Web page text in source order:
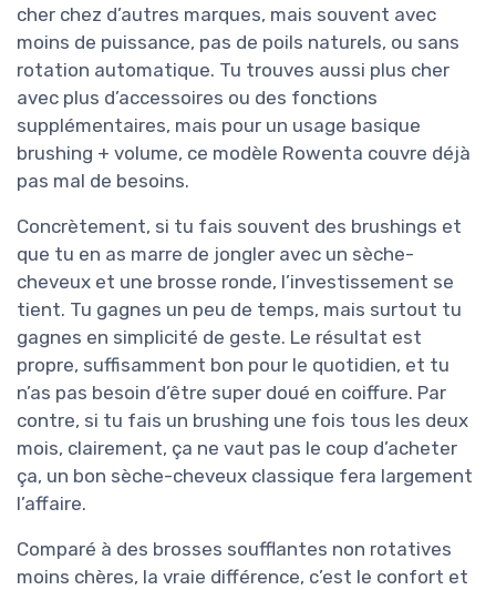
cher chez d’autres marques, mais souvent avec
moins de puissance, pas de poils naturels, ou sans
rotation automatique. Tu trouves aussi plus cher
avec plus d’accessoires ou des fonctions
supplémentaires, mais pour un usage basique
brushing + volume, ce modèle Rowenta couvre déjà
pas mal de besoins.
Concrètement, si tu fais souvent des brushings et
que tu en as marre de jongler avec un sèche-
cheveux et une brosse ronde, l’investissement se
tient. Tu gagnes un peu de temps, mais surtout tu
gagnes en simplicité de geste. Le résultat est
propre, suffisamment bon pour le quotidien, et tu
n’as pas besoin d’être super doué en coiffure. Par
contre, si tu fais un brushing une fois tous les deux
mois, clairement, ça ne vaut pas le coup d’acheter
ça, un bon sèche-cheveux classique fera largement
l’affaire.
Comparé à des brosses soufflantes non rotatives
moins chères, la vraie différence, c’est le confort et